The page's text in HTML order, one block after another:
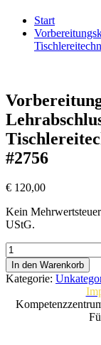
Start
#2756
€ 120,00
Kein
UStG.
Vorbereitungskurs
1
für
die
für
In den Warenkorb
Kategorie: